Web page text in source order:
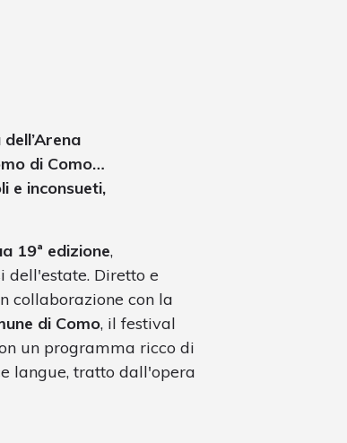
di Como…
e inconsueti,
19ª edizione,
Diretto e
collaborazione con la
di Como, il festival
un programma ricco di
langue, tratto dall'opera